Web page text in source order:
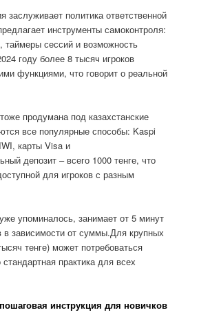
заслуживает политика ответственной
инструменты самоконтроля:
таймеры сессий и возможность
году более 8 тысяч игроков
функциями, что говорит о реальной
продумана под казахстанские
все популярные способы: Kaspi
карты Visa и
депозит – всего 1000 тенге, что
для игроков с разным
упоминалось, занимает от 5 минут
в зависимости от суммы.Для крупных
тенге) может потребоваться
практика для всех
инструкция для новичков